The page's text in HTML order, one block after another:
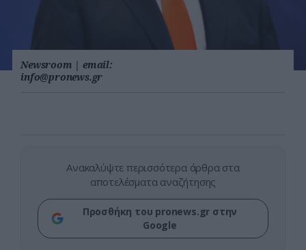
Newsroom | email:
info@pronews.gr
Ανακαλύψτε περισσότερα άρθρα στα
αποτελέσματα αναζήτησης
Προσθήκη του pronews.gr στην
Google